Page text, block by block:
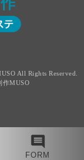
All Rights Reserved.
作MUSO
FORM